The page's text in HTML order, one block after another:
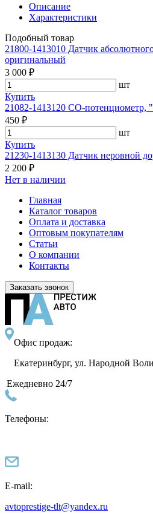
Описание
Характеристики
Подобный товар
21800-1413010 Датчик
оригинальный
3 000 ₽
шт
Купить
21082-1413120 CO-потенциометр,
450 ₽
шт
Купить
21230-1413130 Датчик неровной
2 200 ₽
Нет в наличии
Главная
Каталог товаров
Оплата и доставка
Оптовым покупателям
Статьи
О компании
Контакты
Заказать звонок
Офис продаж:
Екатеринбург, ул. Народной
Ежедневно 24/7
Телефоны:
E-mail:
avtoprestige-tlt@yandex.ru